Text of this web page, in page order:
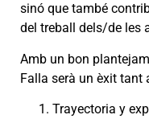
sinó que també
del treball dels/de les
Amb un bon
Falla serà un èxit
Trayectoria y